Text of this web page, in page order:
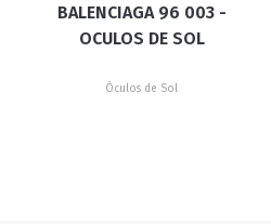
BALENCIAGA 96 003 -
OCULOS DE SOL
Óculos de Sol